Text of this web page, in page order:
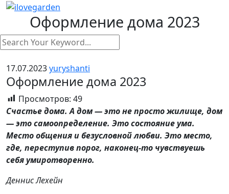
Оформление дома 2023
17.07.2023yuryshanti
Оформление дома 2023
Просмотров: 49
Счастье дома. А дом — это не просто жилище, дом
— это самоопределение. Это состояние ума.
Место общения и безусловной любви. Это место,
где, переступив порог, наконец-то чувствуешь
себя умиротворенно.
Деннис Лехейн